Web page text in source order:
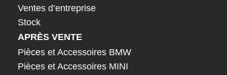
Ventes d’entreprise
Stock
APRÈS VENTE
Pièces et Accessoires BMW
Pièces et Accessoires MINI